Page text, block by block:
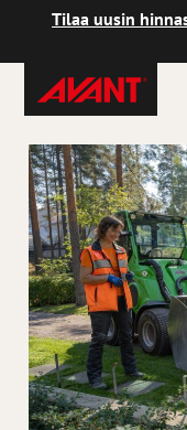
sisältöön
Tilaa uusin
Avant
Tecno
Finland